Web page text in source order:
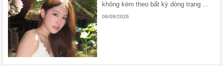
không kèm theo bất kỳ dòng trạng ...
06/08/2026